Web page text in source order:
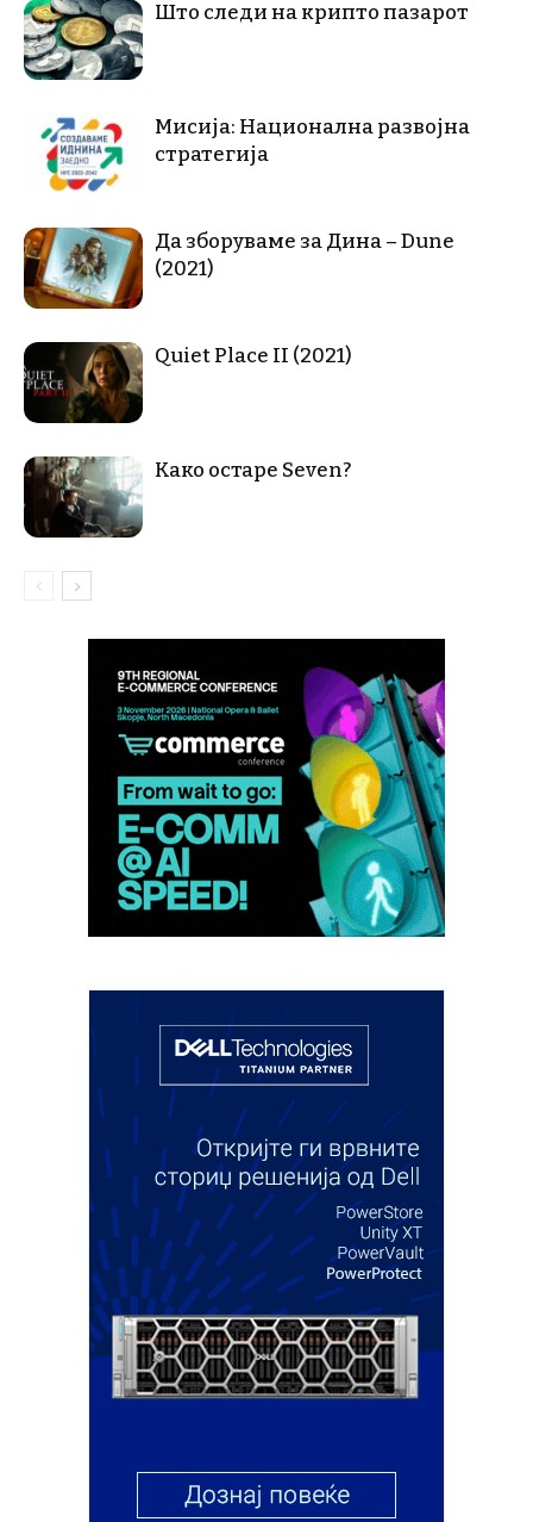
Што следи на крипто пазарот
Мисија: Национална развојна
стратегија
Да зборуваме за Дина – Dune
(2021)
Quiet Place II (2021)
Како остаре Seven?